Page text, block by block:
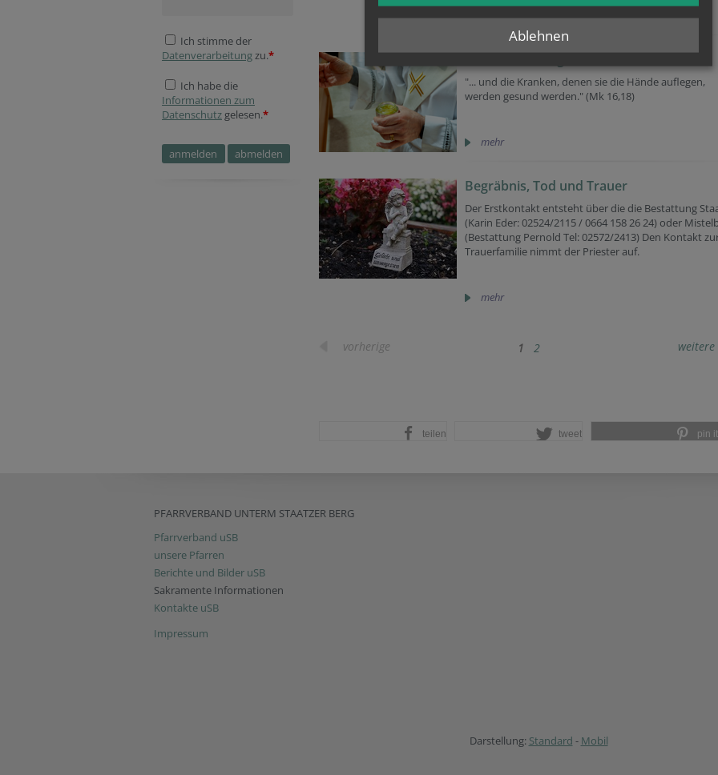
Ich stimme der
Datenverarbeitungzu.*
Ich habe die
Informationen zum
Datenschutz gelesen.*
mehr
"... und die Kranken, denen sie die Hände auflegen,
werden gesund werden." (Mk 16,18)
mehr
Begräbnis, Tod und Trauer
Der Erstkontakt entsteht über die die Bestattung
(Karin Eder: 02524/2115 / 0664 158 26 24) oder
(Bestattung Pernold Tel: 02572/2413) Den Kontakt
Trauerfamilie nimmt der Priester auf.
mehr
vorherige 1 2 weitere
teilen tweet pin it
PFARRVERBAND UNTERM STAATZER BERG
Pfarrverband uSB
unsere Pfarren
Berichte und Bilder uSB
Sakramente Informationen
Kontakte uSB
Impressum
Darstellung: Standard - Mobil
Ablehnen